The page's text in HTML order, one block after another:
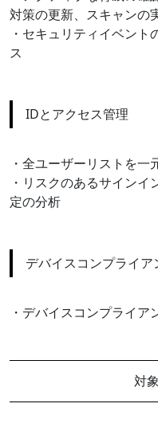
対策の更新、スキャンの
・セキュリティイベン
ス
IDとアクセス管理
・全ユーザーリストを一
・リスクのあるサイン
定の分析
デバイスコンプライア
・デバイスコンプライア
対